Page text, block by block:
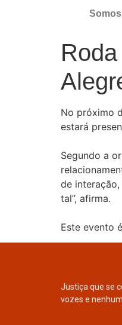
Somos
No próximo
estará
Segundo a
de
tal”, afirma.
Este evento
Justiça que se
vozes e